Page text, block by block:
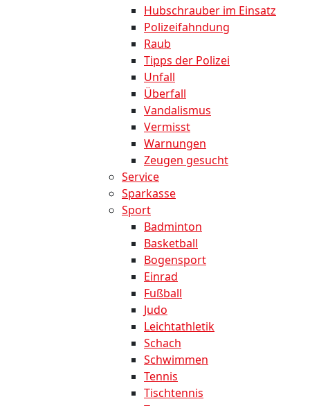
Hubschrauber im Einsatz
Polizeifahndung
Raub
Tipps der Polizei
Unfall
Überfall
Vandalismus
Vermisst
Warnungen
Zeugen gesucht
Service
Sparkasse
Sport
Badminton
Basketball
Bogensport
Einrad
Fußball
Judo
Leichtathletik
Schach
Schwimmen
Tennis
Tischtennis